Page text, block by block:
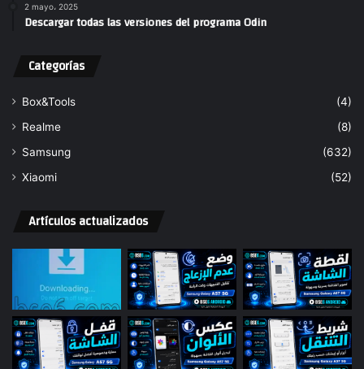
2 mayo، 2025
Descargar todas las versiones del programa Odin
Categorías
Box&Tools
(4)
Realme
(8)
Samsung
(632)
Xiaomi
(52)
Artículos actualizados